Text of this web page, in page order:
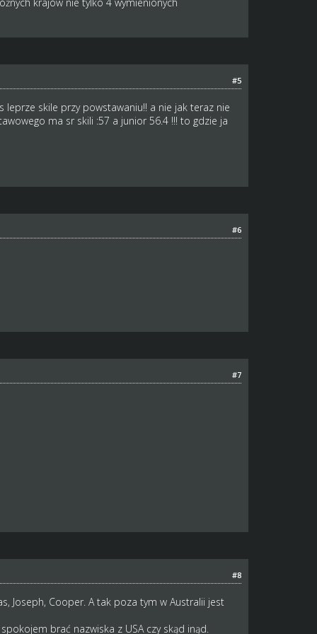
#5
skile przy powstawaniu!! a nie jak teraz nie
ma sr skili :57 a junior 56.4 !!! to gdzie ja
#6
#7
#8
Joseph, Cooper. A tak poza tym w Australii jest
brać nazwiska z USA czy skąd inąd.